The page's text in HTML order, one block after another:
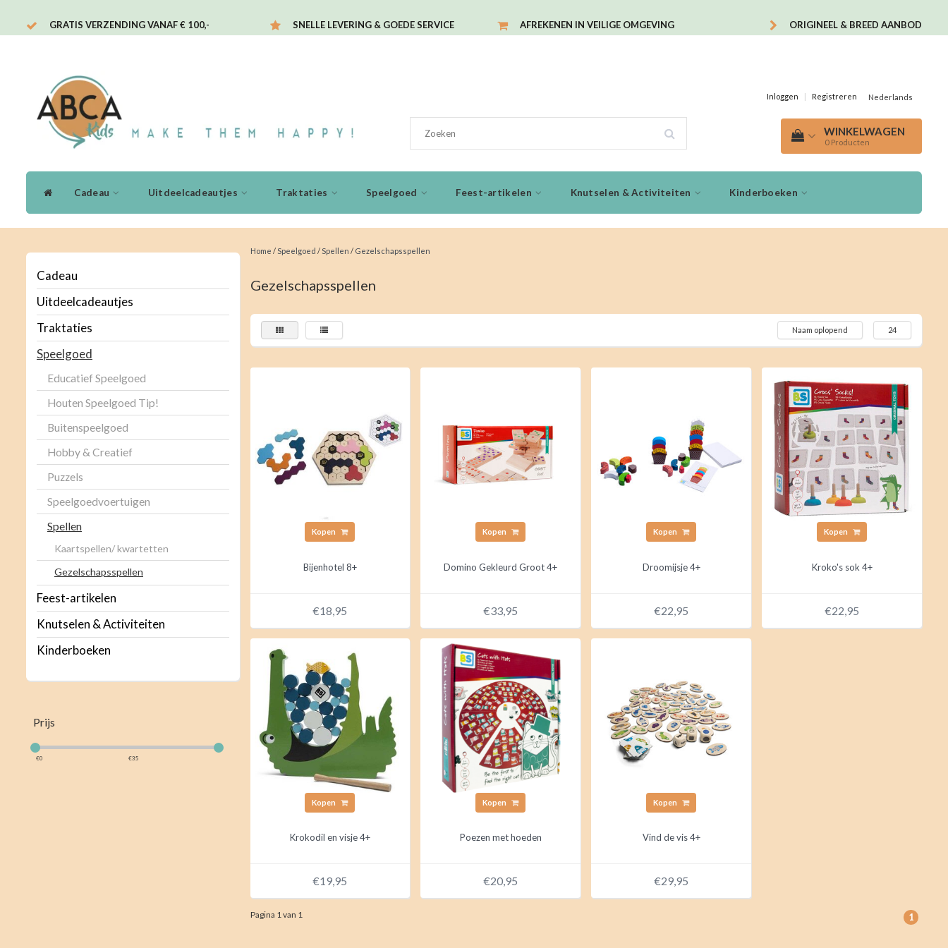
GRATIS VERZENDING VANAF € 100,- SNELLE LEVERING & GOEDE SERVICE AFREKENEN IN VEILIGE OMGEVING ORIGINEEL & BREED AANBOD
Inloggen | Registreren Nederlands
WINKELWAGEN
0 Producten
Cadeau Uitdeelcadeautjes Traktaties Speelgoed Feest-artikelen Knutselen & Activiteiten Kinderboeken
Cadeau
Uitdeelcadeautjes
Traktaties
Speelgoed
Educatief Speelgoed
Houten Speelgoed Tip!
Buitenspeelgoed
Hobby & Creatief
Puzzels
Speelgoedvoertuigen
Spellen
Kaartspellen/ kwartetten
Gezelschapsspellen
Feest-artikelen
Knutselen & Activiteiten
Kinderboeken
Prijs
€0 €35
Home / Speelgoed / Spellen / Gezelschapsspellen
Gezelschapsspellen
Naam oplopend 24
Kopen
Bijenhotel 8+
€18,95
Kopen
Domino Gekleurd Groot 4+
€33,95
Kopen
Droomijsje 4+
€22,95
Kopen
Kroko's sok 4+
€22,95
Kopen
Krokodil en visje 4+
€19,95
Kopen
Poezen met hoeden
€20,95
Kopen
Vind de vis 4+
€29,95
Pagina 1 van 1 1